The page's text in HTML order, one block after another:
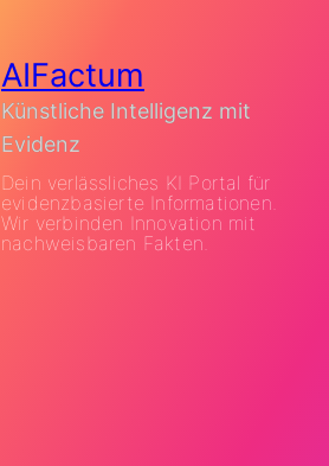
AIFactum
Künstliche Intelligenz mit
Evidenz
Dein verlässliches KI Portal für
evidenzbasierte Informationen.
Wir verbinden Innovation mit
nachweisbaren Fakten.